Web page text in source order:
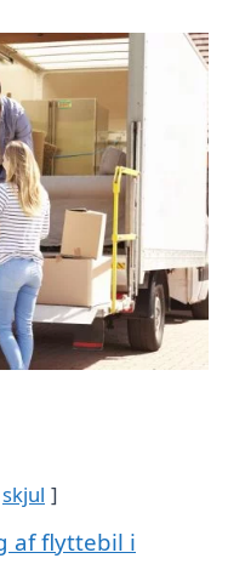
skjul
af flyttebil i